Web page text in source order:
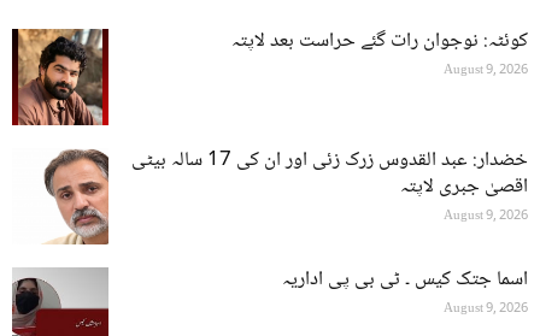
کوئٹہ: نوجوان رات گئے حراست بعد لاپتہ
August 9, 2026
خضدار: عبد القدوس زرک زئی اور ان کی 17 سالہ بیٹی
اقصیٰ جبری لاپتہ
August 9, 2026
اسما جتک کیس ۔ ٹی بی پی اداریہ
August 9, 2026